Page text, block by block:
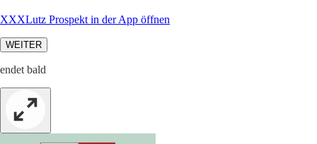
XXXLutz Prospekt in der App öffnen
WEITER
endet bald